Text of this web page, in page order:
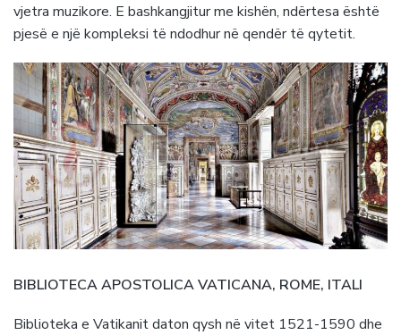
vjetra muzikore. E bashkangjitur me kishën, ndërtesa është
pjesë e një kompleksi të ndodhur në qendër të qytetit.
BIBLIOTECA APOSTOLICA VATICANA, ROME, ITALI
Biblioteka e Vatikanit daton qysh në vitet 1521-1590 dhe